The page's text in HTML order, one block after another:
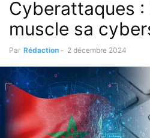
Cyberattaques :
muscle sa
Par Rédaction - 2 décembre 2024